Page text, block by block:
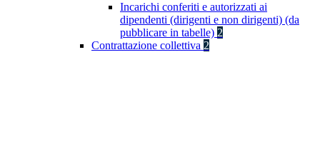
Incarichi conferiti e autorizzati ai
dipendenti (dirigenti e non dirigenti) (da
pubblicare in tabelle) 2
Contrattazione collettiva 2